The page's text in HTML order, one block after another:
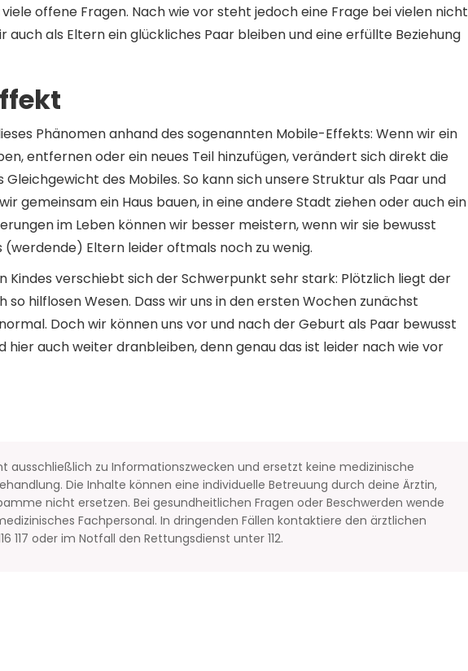
offene Fragen. Nach wie vor steht jedoch eine Frage bei vielen nicht
auch als Eltern ein glückliches Paar bleiben und eine erfüllte Beziehung
Phänomen anhand des sogenannten Mobile-Effekts: Wenn wir ein
entfernen oder ein neues Teil hinzufügen, verändert sich direkt die
des Mobiles. So kann sich unsere Struktur als Paar und
gemeinsam ein Haus bauen, in eine andere Stadt ziehen oder auch ein
im Leben können wir besser meistern, wenn wir sie bewusst
Eltern leider oftmals noch zu wenig.
Kindes verschiebt sich der Schwerpunkt sehr stark: Plötzlich liegt der
so hilflosen Wesen. Dass wir uns in den ersten Wochen zunächst
Doch wir können uns vor und nach der Geburt als Paar bewusst
hier auch weiter dranbleiben, denn genau das ist leider nach wie vor
ausschließlich zu Informationszwecken und ersetzt keine medizinische
Die Inhalte können eine individuelle Betreuung durch deine Ärztin,
nicht ersetzen. Bei gesundheitlichen Fragen oder Beschwerden wende
Fachpersonal. In dringenden Fällen kontaktiere den ärztlichen
117 oder im Notfall den Rettungsdienst unter 112.